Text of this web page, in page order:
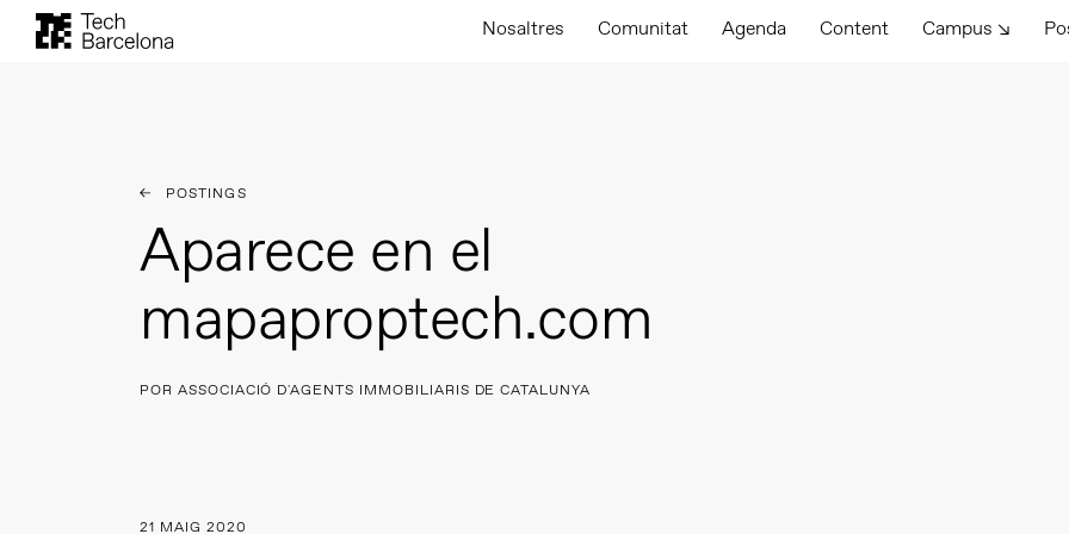
Nosaltres Comunitat Agenda Content Campus ↘
POSTINGS
Aparece en el
mapaproptech.com
POR ASSOCIACIÓ D'AGENTS IMMOBILIARIS DE CATALUNYA
21 MAIG 2020